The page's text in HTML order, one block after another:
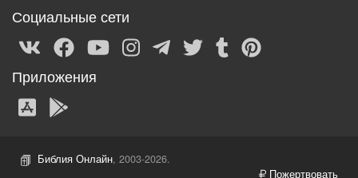
Социальные сети
Приложения
Библия Онлайн, 2003-2026.
Пожертвовать